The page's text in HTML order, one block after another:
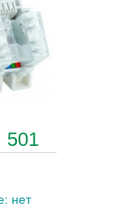
501
нет